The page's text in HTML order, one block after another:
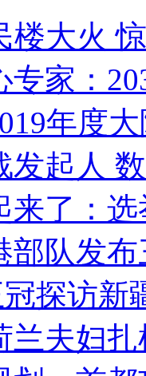
楼大火
专家：
年度
发起人
来了：
部队发
探访新
兰夫妇